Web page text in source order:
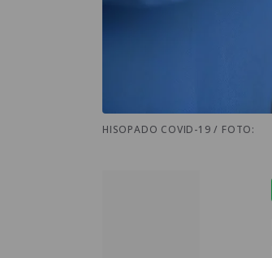
HISOPADO COVID-19 / FOTO: